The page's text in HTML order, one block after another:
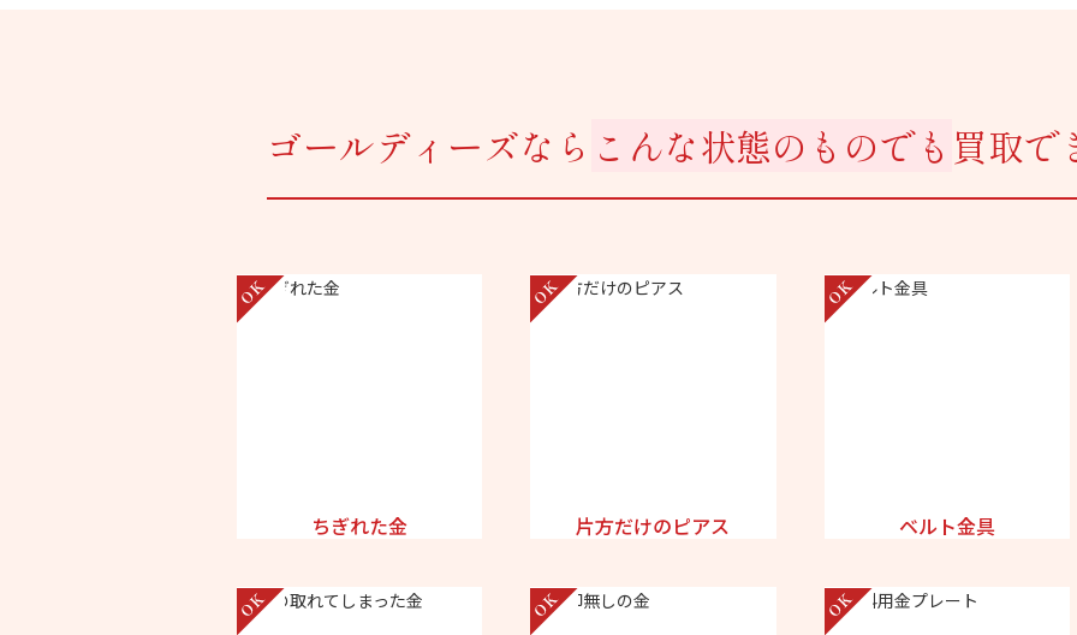
ゴールディーズなら こんな状態のものでも 買取で
ちぎれた金 片方だけのピアス ベルト金具